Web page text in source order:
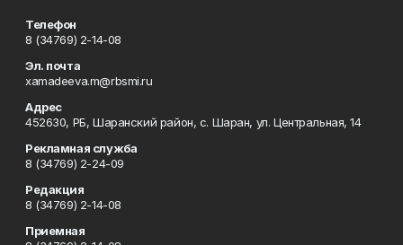
Телефон
8 (34769) 2-14-08
Эл. почта
xamadeeva.m@rbsmi.ru
Адрес
452630, РБ, Шаранский район, с. Шаран, ул. Центральная, 14
Рекламная служба
8 (34769) 2-24-09
Редакция
8 (34769) 2-14-08
Приемная